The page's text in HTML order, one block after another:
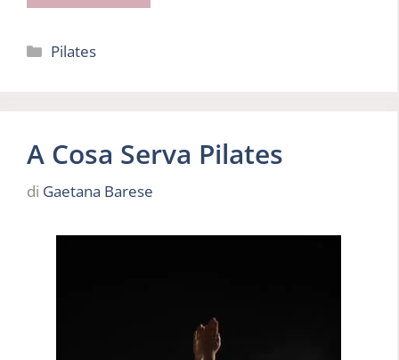
Categorie
Pilates
A Cosa Serva Pilates
di Gaetana Barese